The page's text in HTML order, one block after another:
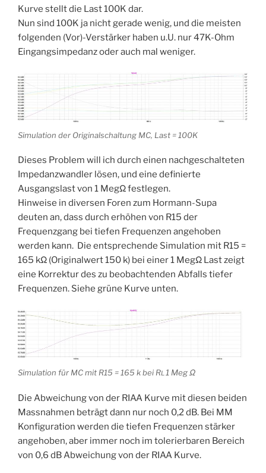
Kurve stellt die Last 100K dar.
Nun sind 100K ja nicht gerade wenig, und die meisten
folgenden (Vor)-Verstärker haben u.U. nur 47K-Ohm
Eingangsimpedanz oder auch mal weniger.
Simulation der Originalschaltung MC, Last = 100K
Dieses Problem will ich durch einen nachgeschalteten
Impedanzwandler lösen, und eine definierte
Ausgangslast von 1 MegΩ festlegen.
Hinweise in diversen Foren zum Hormann-Supa
deuten an, dass durch erhöhen von R15 der
Frequenzgang bei tiefen Frequenzen angehoben
werden kann. Die entsprechende Simulation mit R15 =
165 kΩ (Originalwert 150 k) bei einer 1 MegΩ Last zeigt
eine Korrektur des zu beobachtenden Abfalls tiefer
Frequenzen. Siehe grüne Kurve unten.
Simulation für MC mit R15 = 165 k bei RL 1 Meg Ω
Die Abweichung von der RIAA Kurve mit diesen beiden
Massnahmen beträgt dann nur noch 0,2 dB. Bei MM
Konfiguration werden die tiefen Frequenzen stärker
angehoben, aber immer noch im tolerierbaren Bereich
von 0,6 dB Abweichung von der RIAA Kurve.